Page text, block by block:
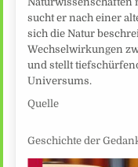
sucht er nach einer
sich die Natur
Wechselwirkungen
und stellt
Universums.
Quelle
Geschichte der